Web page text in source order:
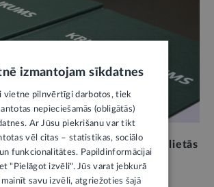
noilgumu dzimumnoziegumu lietās
par intīma rakstura materiālu
izmantojam sīkdatnes
vietne pilnvērtīgi darbotos, tiek
nepieciešamās (obligātās)
Ar Jūsu piekrišanu var tikt
vēl citas – statistikas, sociālo
funkcionalitātes. Papildinformācijai
"Pielāgot izvēli". Jūs varat jebkurā
mainīt savu izvēli, atgriežoties šajā